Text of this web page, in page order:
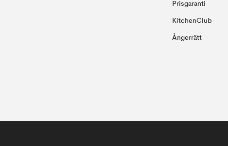
Prisgaranti
KitchenClub
Ångerrätt